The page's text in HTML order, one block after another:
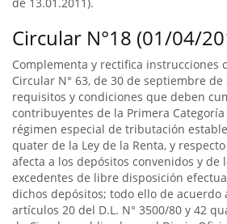
Circular N°18 (01/04/
Complementa y rectifica instrucciones
Circular N° 63, de 30 de septiembre
requisitos y condiciones que deben
contribuyentes de la Primera
régimen especial de tributación
quater de la Ley de la Renta, y
afecta a los depósitos convenidos y de
excedentes de libre disposición
dichos depósitos; todo ello de acuerdo
artículos 20 del D.L. N° 3500/80 y 42